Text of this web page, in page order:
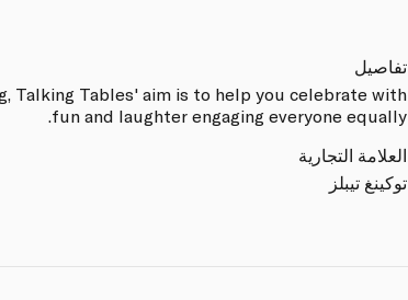
تفاصيل
Talking Tables' aim is to help you celebrate with
fun and laughter engaging everyone equally.
العلامة التجارية
توكينغ تيبلز